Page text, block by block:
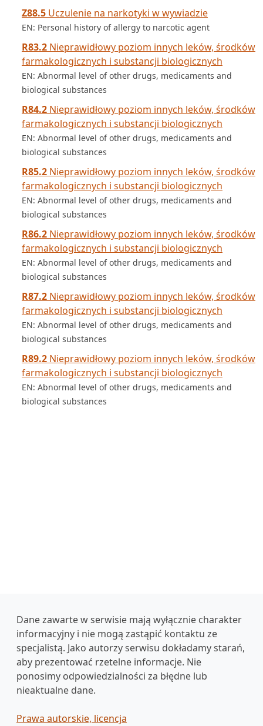
Z88.5 Uczulenie na narkotyki w wywiadzie
EN: Personal history of allergy to narcotic agent
R83.2 Nieprawidłowy poziom innych leków, środków
farmakologicznych i substancji biologicznych
EN: Abnormal level of other drugs, medicaments and
biological substances
R84.2 Nieprawidłowy poziom innych leków, środków
farmakologicznych i substancji biologicznych
EN: Abnormal level of other drugs, medicaments and
biological substances
R85.2 Nieprawidłowy poziom innych leków, środków
farmakologicznych i substancji biologicznych
EN: Abnormal level of other drugs, medicaments and
biological substances
R86.2 Nieprawidłowy poziom innych leków, środków
farmakologicznych i substancji biologicznych
EN: Abnormal level of other drugs, medicaments and
biological substances
R87.2 Nieprawidłowy poziom innych leków, środków
farmakologicznych i substancji biologicznych
EN: Abnormal level of other drugs, medicaments and
biological substances
R89.2 Nieprawidłowy poziom innych leków, środków
farmakologicznych i substancji biologicznych
EN: Abnormal level of other drugs, medicaments and
biological substances
Dane zawarte w serwisie mają wyłącznie charakter
informacyjny i nie mogą zastąpić kontaktu ze
specjalistą. Jako autorzy serwisu dokładamy starań,
aby prezentować rzetelne informacje. Nie
ponosimy odpowiedzialności za błędne lub
nieaktualne dane.
Prawa autorskie, licencja